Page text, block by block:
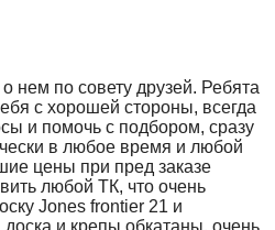
нем по совету друзей. Ребята
с хорошей стороны, всегда
и помочь с подбором, сразу
в любое время и любой
цены при пред заказе
любой ТК, что очень
Jones frontier 21 и